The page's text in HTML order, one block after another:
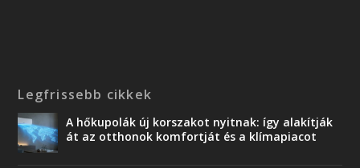
Legfrissebb cikkek
A hőkupolák új korszakot nyitnak: így alakítják
át az otthonok komfortját és a klímapiacot